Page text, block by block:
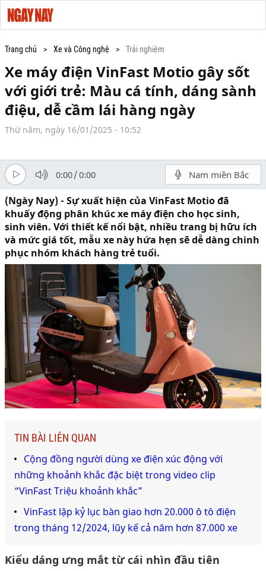
Trang chủ Xe và Công nghệ Trải nghiệm
Xe máy điện VinFast Motio gây sốt
với giới trẻ: Màu cá tính, dáng sành
điệu, dễ cầm lái hàng ngày
Thứ năm, ngày 16/01/2025 - 10:52
0:00/0:00 Nam miền Bắc
(Ngày Nay) - Sự xuất hiện của VinFast Motio đã
khuấy động phân khúc xe máy điện cho học sinh,
sinh viên. Với thiết kế nổi bật, nhiều trang bị hữu ích
và mức giá tốt, mẫu xe này hứa hẹn sẽ dễ dàng chinh
phục nhóm khách hàng trẻ tuổi.
TIN BÀI LIÊN QUAN
Cộng đồng người dùng xe điện xúc động với
những khoảnh khắc đặc biệt trong video clip
“VinFast Triệu khoảnh khắc”
VinFast lập kỷ lục bàn giao hơn 20.000 ô tô điện
trong tháng 12/2024, lũy kế cả năm hơn 87.000 xe
Kiểu dáng ưng mắt từ cái nhìn đầu tiên